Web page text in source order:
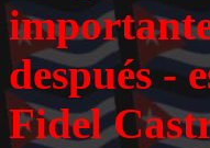
después -
Fidel